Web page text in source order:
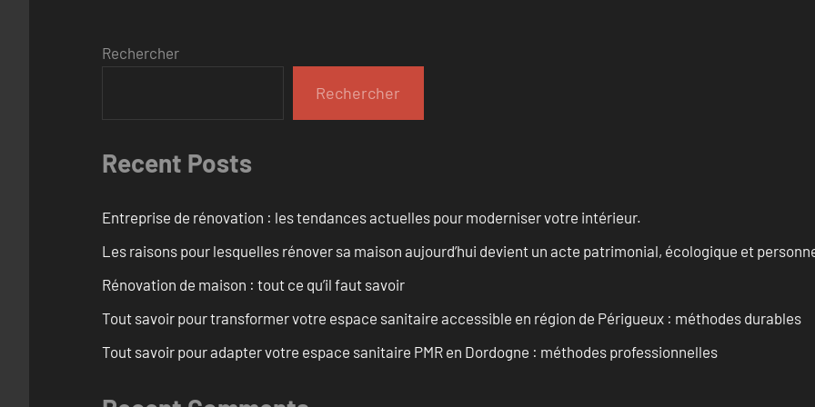
Rechercher
Rechercher
Recent Posts
Entreprise de rénovation : les tendances actuelles pour moderniser votre intérieur.
Les raisons pour lesquelles rénover sa maison aujourd’hui devient un acte patrimonial, écologique et
Rénovation de maison : tout ce qu’il faut savoir
Tout savoir pour transformer votre espace sanitaire accessible en région de Périgueux : méthodes durables
Tout savoir pour adapter votre espace sanitaire PMR en Dordogne : méthodes professionnelles